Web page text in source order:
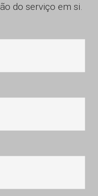
do serviço em si.